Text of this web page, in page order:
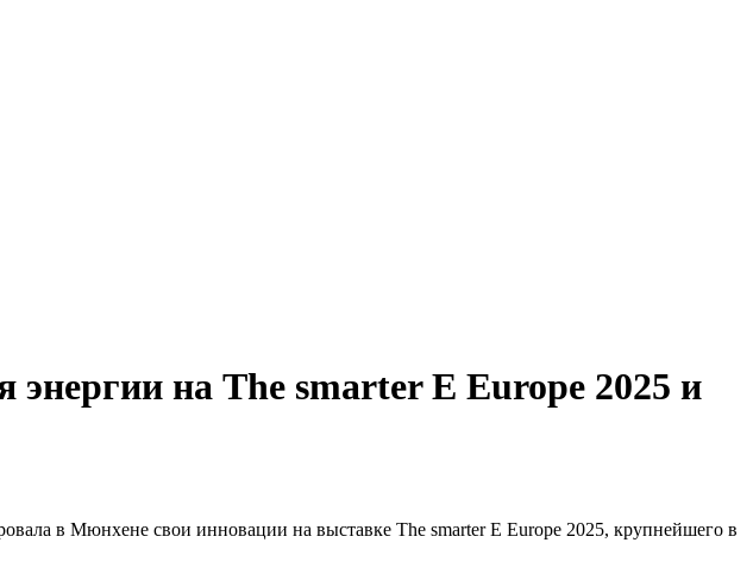
на The smarter E Europe 2025 и
в Мюнхене свои инновации на выставке The smarter E Europe 2025, крупнейшего в